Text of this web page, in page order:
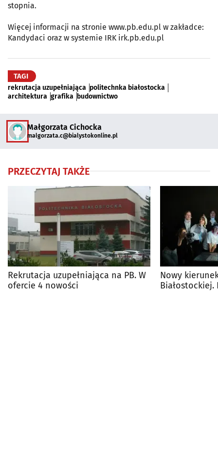
stopnia.
Więcej informacji na stronie www.pb.edu.pl w zakładce:
Kandydaci oraz w systemie IRK irk.pb.edu.pl
TAGI
rekrutacja uzupełniająca politechnka białostocka
architektura grafika budownictwo
Małgorzata Cichocka
malgorzata.c@bialystokonline.pl
PRZECZYTAJ TAKŻE
Rekrutacja uzupełniająca na PB. W
ofercie 4 nowości
Nowy
Białostockiej.